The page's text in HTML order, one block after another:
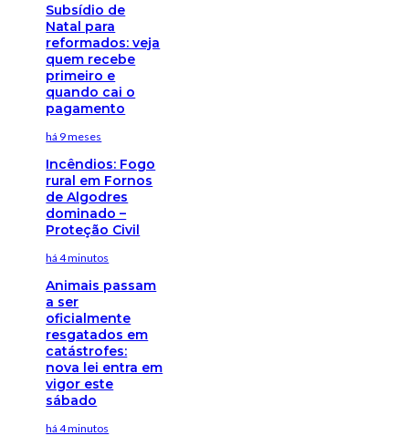
Subsídio de
Natal para
reformados: veja
quem recebe
primeiro e
quando cai o
pagamento
há 9 meses
Incêndios: Fogo
rural em Fornos
de Algodres
dominado –
Proteção Civil
há 4 minutos
Animais passam
a ser
oficialmente
resgatados em
catástrofes:
nova lei entra em
vigor este
sábado
há 4 minutos